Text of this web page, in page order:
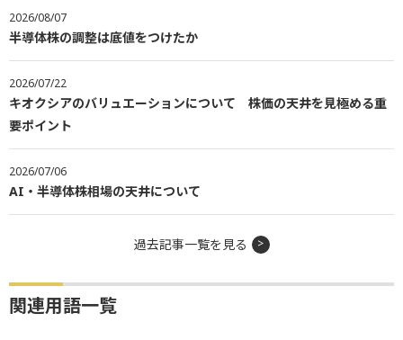
2026/08/07
半導体株の調整は底値をつけたか
2026/07/22
キオクシアのバリュエーションについて 株価の天井を見極める重
要ポイント
2026/07/06
AI・半導体株相場の天井について
過去記事一覧を見る
関連用語一覧